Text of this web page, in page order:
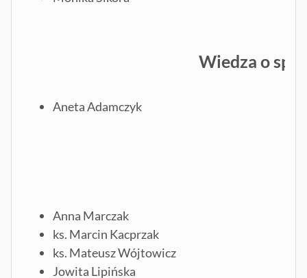
Wiedza o
Aneta Adamczyk
Anna Marczak
ks. Marcin Kacprzak
ks. Mateusz Wójtowicz
Jowita Lipińska